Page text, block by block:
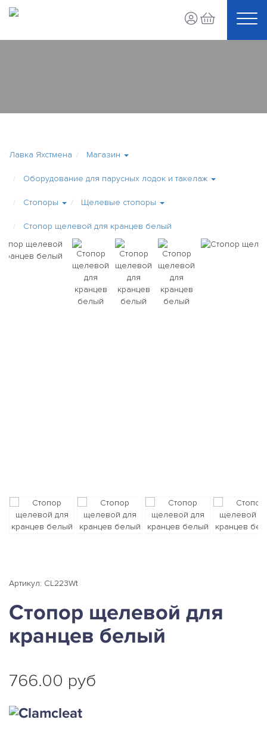
Лавка Яхстмена Магазин
Оборудование для парусных лодок и такелаж
Стопоры Щелевые стопоры
Стопор щелевой для кранцев белый
Артикул: CL223Wt
Стопор щелевой для
кранцев белый
766.00 руб